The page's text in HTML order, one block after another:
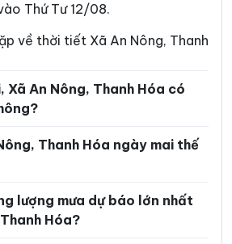
Xã Hóa Quỳ
Xã Hoằng Giang
Xã Hoằng Tiến
Xã Kiên Thọ
Xã Lam Sơn
Thứ Tư 12/08.
về thời tiết Xã An Nông, Thanh
An Nông, Thanh Hóa có
Thanh Hóa ngày mai thế
lượng mưa dự báo lớn nhất
Hóa?